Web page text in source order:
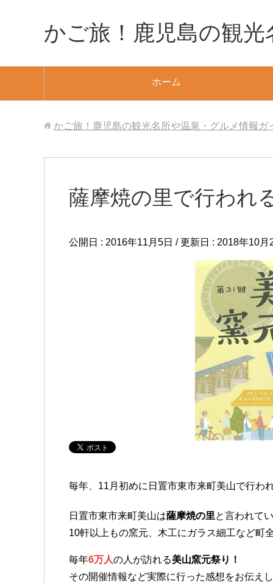
かご旅！鹿児島の観
ホーム
かご旅！鹿児島の観光名所や温泉・グルメ情報ガ
薩摩焼の里で行われ
公開日 : 2016年11月5日 / 更新日 : 2018年10月
毎年、11月初めに日置市東市来町美山で行わ
日置市東市来町美山は薩摩焼の里と言われて
10軒以上もの窯元、木工にガラス細工など町
毎年6万人の人が訪れる美山窯元祭り！
その開催情報など実際に行った感想をお伝え